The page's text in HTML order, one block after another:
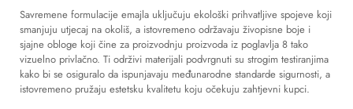
Savremene formulacije emajla uključuju ekološki prihvatljive spojeve koji
smanjuju utjecaj na okoliš, a istovremeno održavaju živopisne boje i
sjajne obloge koji čine za proizvodnju proizvoda iz poglavlja 8 tako
vizuelno privlačno. Ti održivi materijali podvrgnuti su strogim testiranjima
kako bi se osiguralo da ispunjavaju međunarodne standarde sigurnosti, a
istovremeno pružaju estetsku kvalitetu koju očekuju zahtjevni kupci.